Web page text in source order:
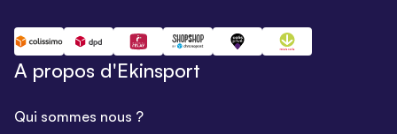
A propos d'Ekinsport
Qui sommes nous ?